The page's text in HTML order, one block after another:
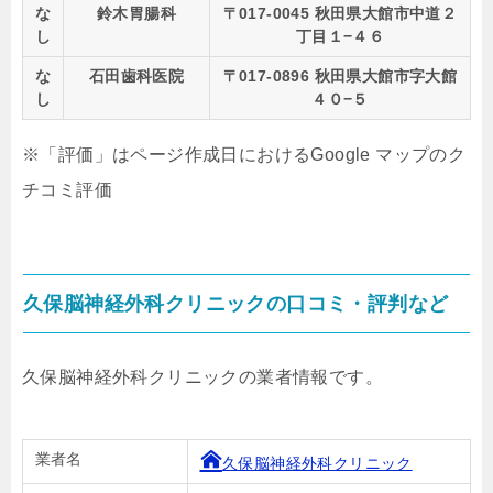
な
し
鈴木胃腸科
〒017-0045 秋田県大館市中道２
丁目１−４６
な
し
石田歯科医院
〒017-0896 秋田県大館市字大館
４０−５
※「評価」はページ作成日におけるGoogle マップのク
チコミ評価
久保脳神経外科クリニックの口コミ・評判など
久保脳神経外科クリニックの業者情報です。
業者名 久保脳神経外科クリニック